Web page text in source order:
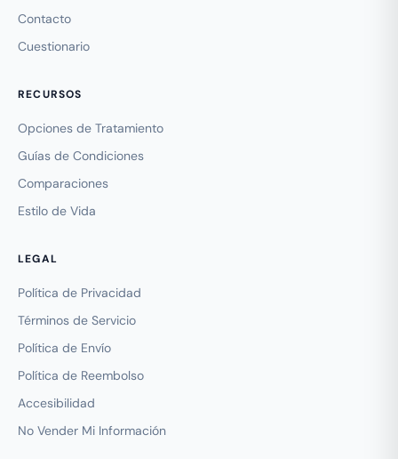
Contacto
Cuestionario
RECURSOS
Opciones de Tratamiento
Guías de Condiciones
Comparaciones
Estilo de Vida
LEGAL
Política de Privacidad
Términos de Servicio
Política de Envío
Política de Reembolso
Accesibilidad
No Vender Mi Información